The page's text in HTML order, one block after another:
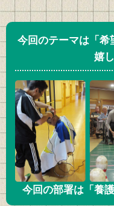
今回のテーマは 「
嬉
今回の部署は 「養